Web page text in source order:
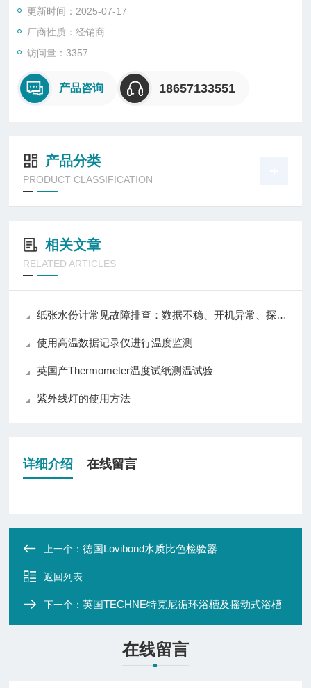
更新时间：2025-07-17
厂商性质：经销商
访问量：3357
产品咨询 18657133551
产品分类
PRODUCT CLASSIFICATION
相关文章
RELATED ARTICLES
纸张水份计常见故障排查：数据不稳、开机异常、探头损坏解决方法
使用高温数据记录仪进行温度监测
英国产Thermometer温度试纸测温试验
紫外线灯的使用方法
详细介绍 在线留言
上一个：德国Lovibond水质比色检验器
返回列表
下一个：英国TECHNE特克尼循环浴槽及摇动式浴槽
在线留言